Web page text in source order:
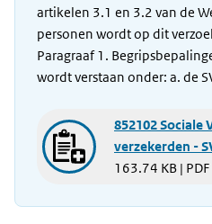
artikelen 3.1 en 3.2 van de
personen wordt op dit
Paragraaf 1.
wordt verstaan onder: a. de
852102 Sociale
verzekerden -
163.74 KB | PDF